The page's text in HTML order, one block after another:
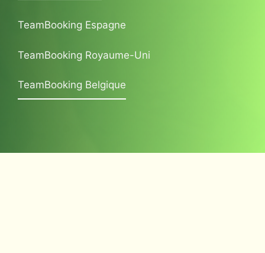
TeamBooking Espagne
TeamBooking Royaume-Uni
TeamBooking Belgique